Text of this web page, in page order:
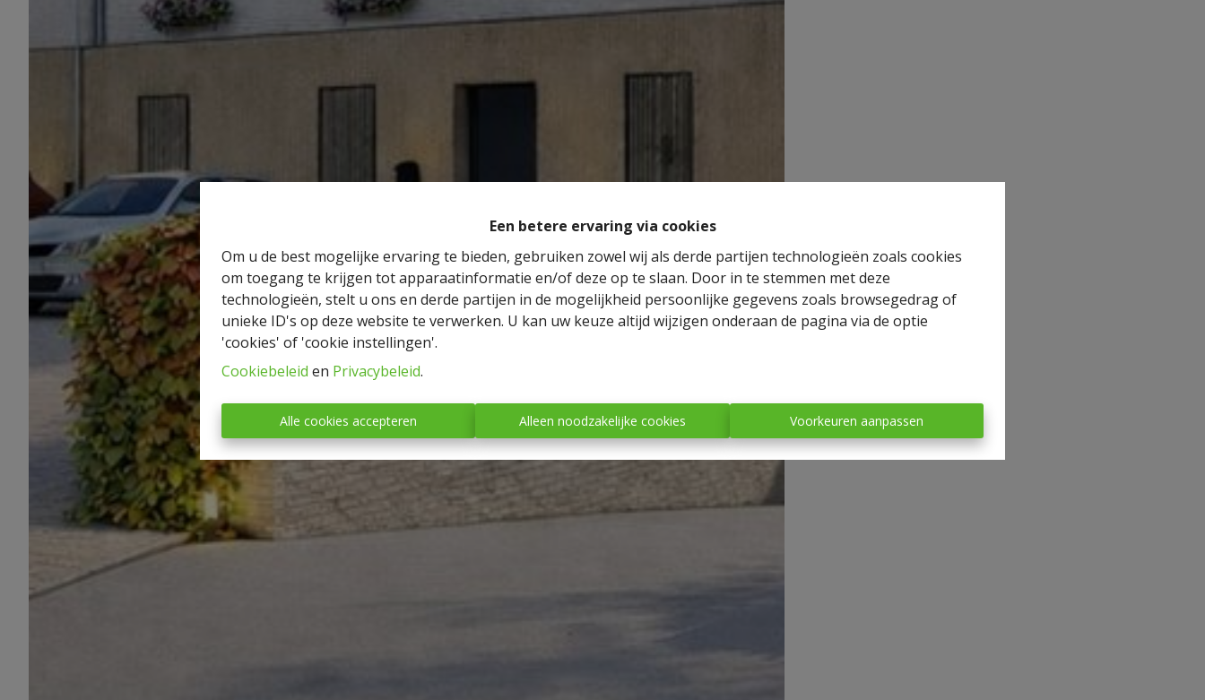
Een betere ervaring via cookies
Om u de best mogelijke ervaring te bieden, gebruiken zowel wij als derde partijen technologieën zoals cookies
om toegang te krijgen tot apparaatinformatie en/of deze op te slaan. Door in te stemmen met deze
technologieën, stelt u ons en derde partijen in de mogelijkheid persoonlijke gegevens zoals browsegedrag of
unieke ID's op deze website te verwerken. U kan uw keuze altijd wijzigen onderaan de pagina via de optie
'cookies' of 'cookie instellingen'.
Cookiebeleid en Privacybeleid.
Alle cookies accepteren Alleen noodzakelijke cookies Voorkeuren aanpassen